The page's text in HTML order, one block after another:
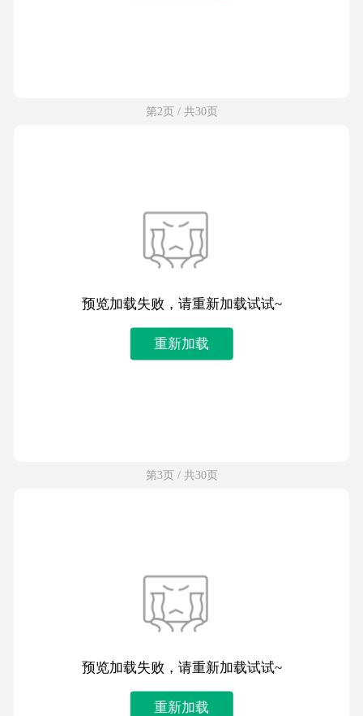
第2页 / 共30页
预览加载失败，请重新加载试试~
重新加载
第3页 / 共30页
预览加载失败，请重新加载试试~
重新加载